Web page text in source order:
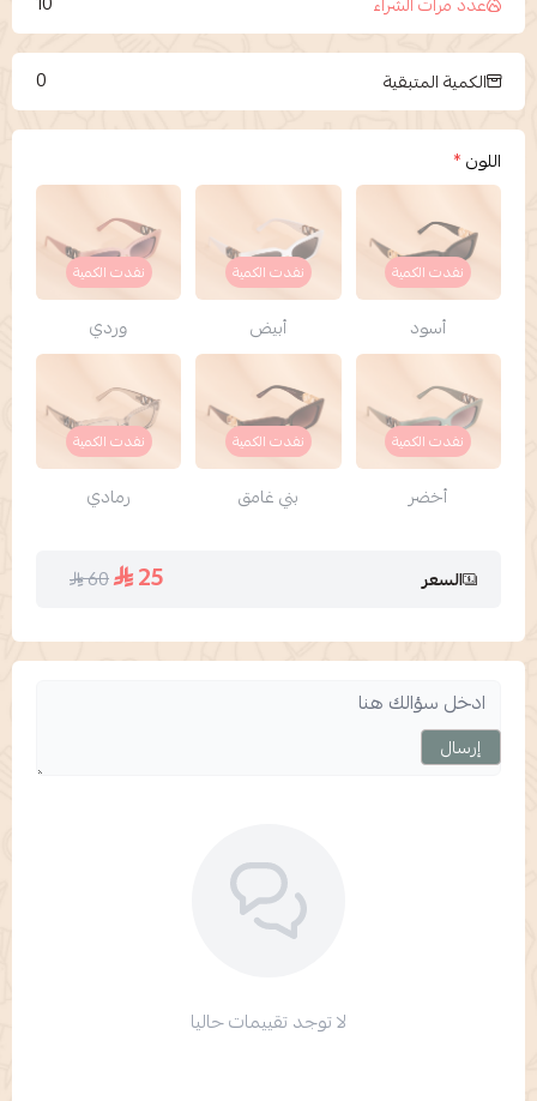
الكمية المتبقية 0
اللون*
نفدت الكمية
أسود
نفدت الكمية
أبيض
نفدت الكمية
وردي
نفدت الكمية
أخضر
نفدت الكمية
بني غامق
نفدت الكمية
رمادي
السعر 25
60
إرسال
لا توجد تقييمات حاليا